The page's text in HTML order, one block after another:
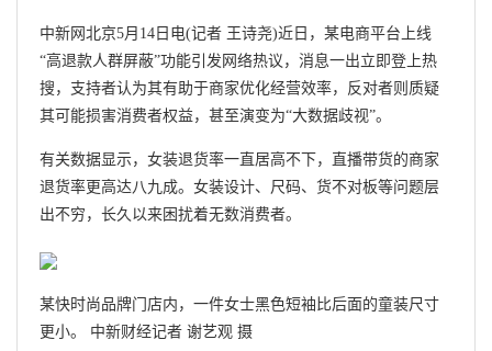
中新网北京5月14日电(记者 王诗尧)近日，某电商平台上线
“高退款人群屏蔽”功能引发网络热议，消息一出立即登上热
搜，支持者认为其有助于商家优化经营效率，反对者则质疑
其可能损害消费者权益，甚至演变为“大数据歧视”。
有关数据显示，女装退货率一直居高不下，直播带货的商家
退货率更高达八九成。女装设计、尺码、货不对板等问题层
出不穷，长久以来困扰着无数消费者。
某快时尚品牌门店内，一件女士黑色短袖比后面的童装尺寸
更小。 中新财经记者 谢艺观 摄